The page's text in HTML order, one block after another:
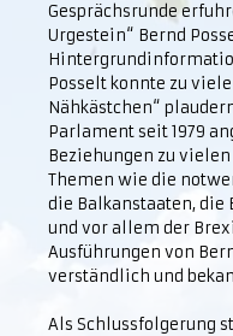
Gesprächsrunde
Urgestein“ Bernd
Posselt konnte zu
Nähkästchen“
Parlament seit 1979
Beziehungen zu
Themen wie die
die Balkanstaaten, die
und vor allem der
Ausführungen von
verständlich und
Als Schlussfolgerung